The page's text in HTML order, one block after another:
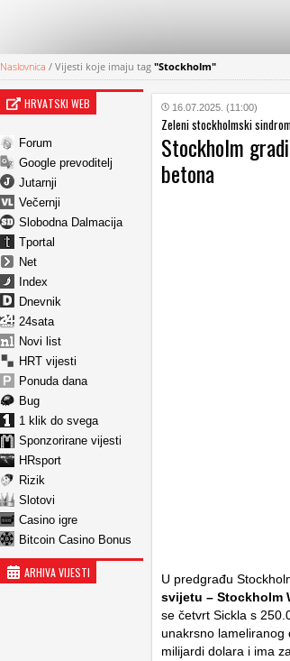
Naslovnica / Vijesti koje imaju tag "Stockholm"
HRVATSKI WEB
Forum
Google prevoditelj
Jutarnji
Večernji
Slobodna Dalmacija
Tportal
Net
Index
Dnevnik
24sata
Novi list
HRT vijesti
Ponuda dana
Bug
1 klik do svega
Sponzorirane vijesti
HRsport
Rizik
Slotovi
Casino igre
Bitcoin Casino Bonus
ARHIVA VIJESTI
16.07.2025. (11:00)
Zeleni stockholmski
Stockholm
betona
U predgrađu
svijetu – Stockholm
se četvrt Sickla s
unakrsno lameliranog
milijardi dolara i ima